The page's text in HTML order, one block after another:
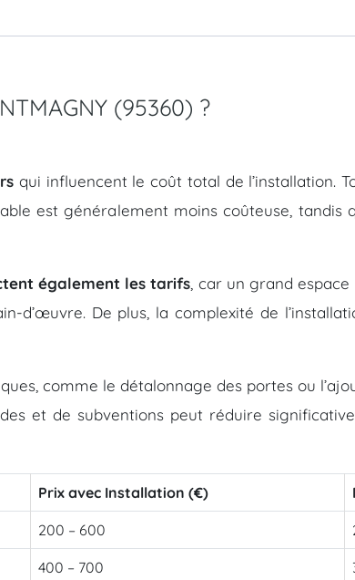
(95360) ?
qui influencent le coût total de l’installation.
est généralement moins coûteuse, tandis
également les tarifs , car un grand
d’œuvre. De plus, la complexité de
comme le détalonnage des portes ou
et de subventions peut réduire
Prix avec Installation (€)
200 – 600
400 – 700